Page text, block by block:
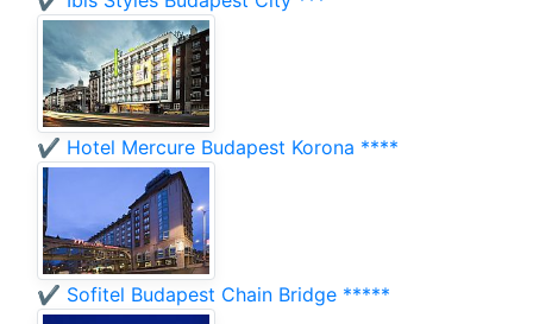
✔️ Hotel Mercure Budapest Korona ****
✔️ Sofitel Budapest Chain Bridge *****